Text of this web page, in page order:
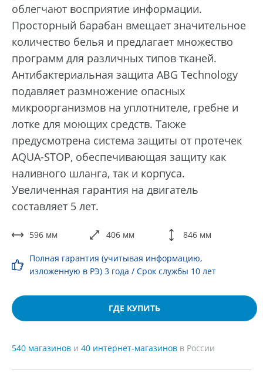
облегчают восприятие информации.
Просторный барабан вмещает значительное
количество белья и предлагает множество
программ для различных типов тканей.
Антибактериальная защита ABG Technology
подавляет размножение опасных
микроорганизмов на уплотнителе, гребне и
лотке для моющих средств. Также
предусмотрена система защиты от протечек
AQUA-STOP, обеспечивающая защиту как
наливного шланга, так и корпуса.
Увеличенная гарантия на двигатель
составляет 5 лет.
596 мм 406 мм 846 мм
Полная гарантия (учитывая информацию,
изложенную в РЭ) 3 года / Срок службы 10 лет
ГДЕ КУПИТЬ
540 магазинов и 40 интернет-магазинов в России